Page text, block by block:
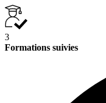
3
Formations suivies